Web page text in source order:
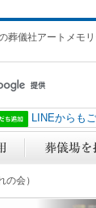
葬儀社アートメモ
LINEからも
会）